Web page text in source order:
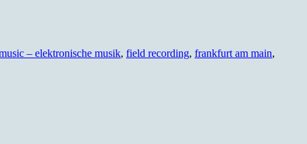
– elektronische musik, field recording, frankfurt am main,